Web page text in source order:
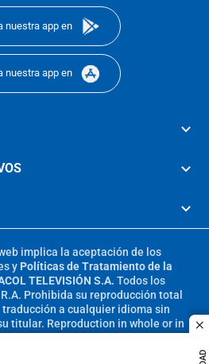
nuestra app en
nuestra app en
implica la aceptación de los
y Políticas de Tratamiento de la
TELEVISIÓN S.A. Todos los
Prohibida su reproducción total
a cualquier idioma sin
titular. Reproduction in whole or in